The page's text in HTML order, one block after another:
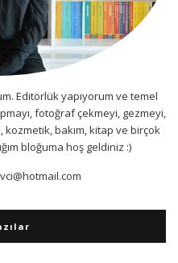
Editörlük yapıyorum ve temel
fotoğraf çekmeyi, gezmeyi,
kozmetik, bakım, kitap ve birçok
bloğuma hoş geldiniz :)